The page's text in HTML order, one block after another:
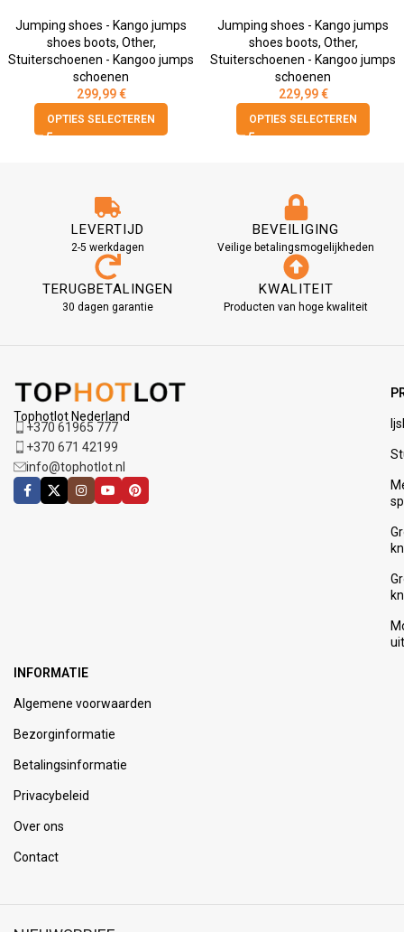
Jumping shoes - Kango jumps
shoes boots, Other,
Stuiterschoenen - Kangoo jumps
schoenen
299,99€
OPTIES SELECTEREN
Jumping shoes - Kango jumps
shoes boots, Other,
Stuiterschoenen - Kangoo jumps
schoenen
229,99€
OPTIES SELECTEREN
LEVERTIJD
2-5 werkdagen
BEVEILIGING
Veilige betalingsmogelijkheden
TERUGBETALINGEN
30 dagen garantie
KWALITEIT
Producten van hoge kwaliteit
Tophotlot Nederland
+370 61965 777
+370 671 42199
info@tophotlot.nl
INFORMATIE
Algemene voorwaarden
Bezorginformatie
Betalingsinformatie
Privacybeleid
Over ons
Contact